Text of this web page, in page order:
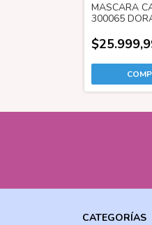
MASCARA
300065
CATEGORÍAS